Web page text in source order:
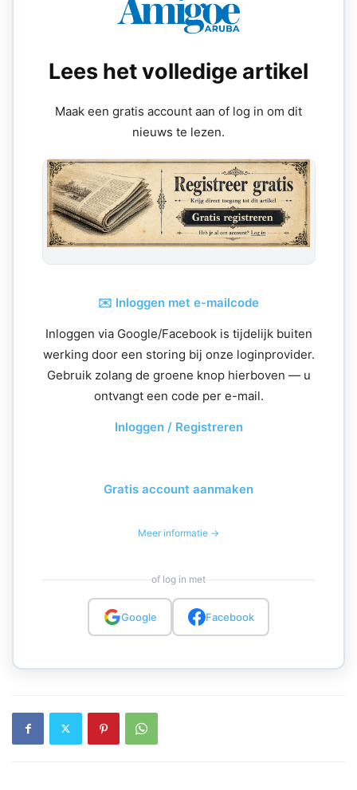
Lees het volledige artikel
Maak een gratis account aan of log in om dit
nieuws te lezen.
✉️ Inloggen met e-mailcode
Inloggen via Google/Facebook is tijdelijk buiten
werking door een storing bij onze loginprovider.
Gebruik zolang de groene knop hierboven — u
ontvangt een code per e-mail.
Inloggen / Registreren
Gratis account aanmaken
Meer informatie →
of log in met
Google Facebook